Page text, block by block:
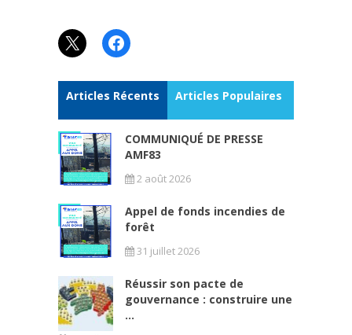
X Facebook
Articles Récents Articles Populaires
COMMUNIQUÉ DE PRESSE
AMF83
2 août 2026
Appel de fonds incendies de
forêt
31 juillet 2026
Réussir son pacte de
gouvernance : construire une
...